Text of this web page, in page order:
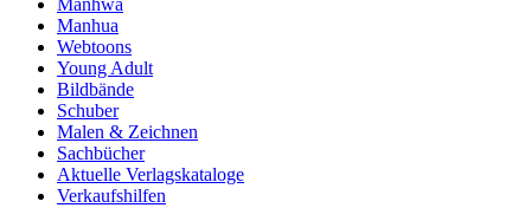
Manhwa
Manhua
Webtoons
Young Adult
Bildbände
Schuber
Malen & Zeichnen
Sachbücher
Aktuelle Verlagskataloge
Verkaufshilfen